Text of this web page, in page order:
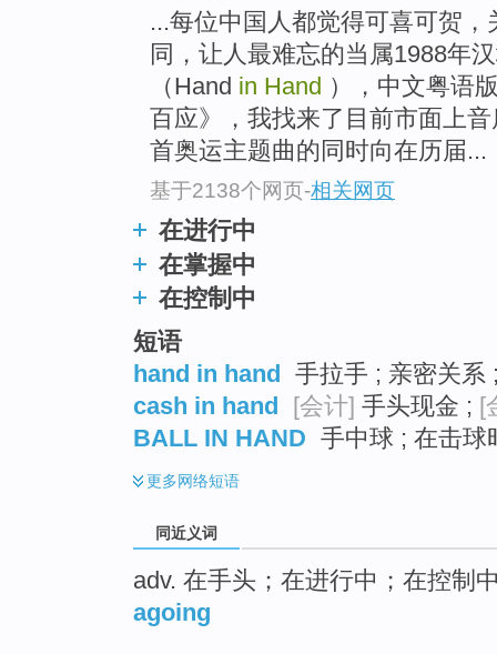
...每位中国人都觉得可喜可贺
同，让人最难忘的当属1988年
（Hand in Hand ），中文粤语
百应》，我找来了目前市面上
首奥运主题曲的同时向在历届...
基于2138个网页-相关网页
在进行中
在掌握中
在控制中
短语
hand in hand 手拉手 ; 亲密关系
cash in hand [会计] 手头现金 ; [
BALL IN HAND 手中球 ; 在击球
更多网络短语
同近义词
adv. 在手头；在进行中；在控制
agoing